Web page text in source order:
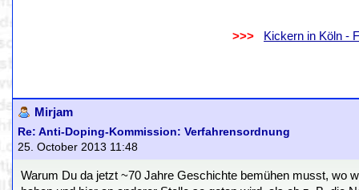
>>>
Kickern in Köln -
Mirjam
Re: Anti-Doping-Kommission: Verfahrensordnung
25. October 2013 11:48
Warum Du da jetzt ~70 Jahre Geschichte bemühen musst, wo